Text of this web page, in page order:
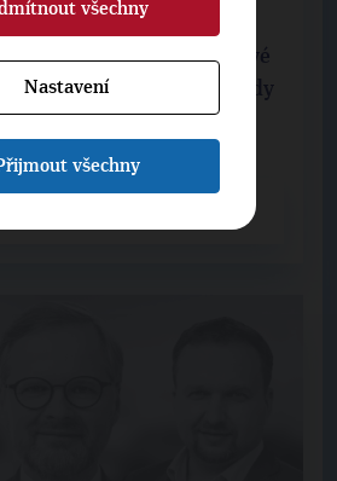
den představili předsedové
koalice SPOLU, tedy
TOP 09, volební program ...
všechny
Nastavení
všechny